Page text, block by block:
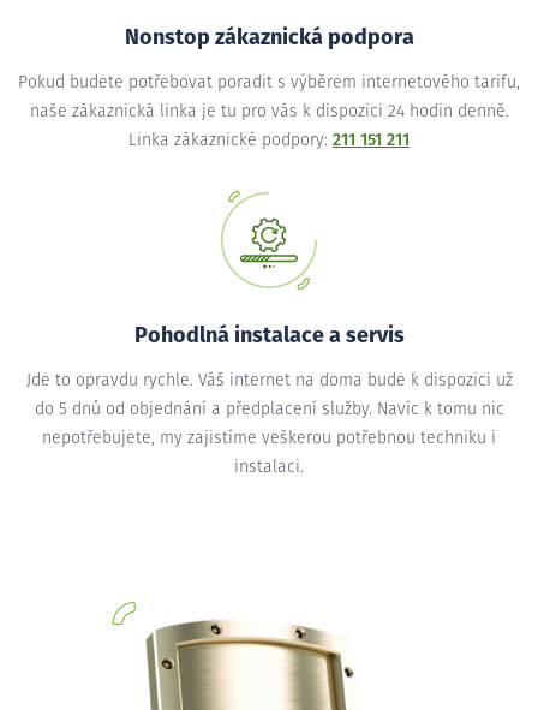
Nonstop zákaznická podpora
Pokud budete potřebovat poradit s výběrem internetového tarifu,
naše zákaznická linka je tu pro vás k dispozici 24 hodin denně.
Linka zákaznické podpory: 211 151 211
Pohodlná instalace a servis
Jde to opravdu rychle. Váš internet na doma bude k dispozici už
do 5 dnů od objednání a předplacení služby. Navíc k tomu nic
nepotřebujete, my zajistíme veškerou potřebnou techniku i
instalaci.